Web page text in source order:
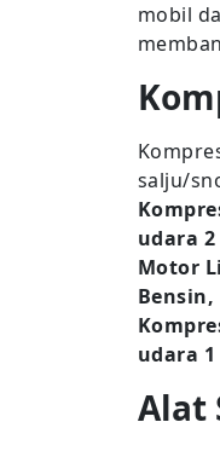
mobil
salju/
udara
Motor
udara
Alat